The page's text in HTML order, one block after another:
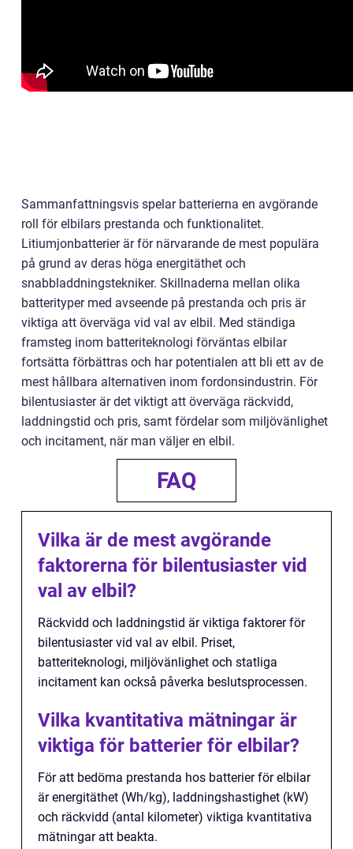
Sammanfattningsvis spelar batterierna en avgörande
roll för elbilars prestanda och funktionalitet.
Litiumjonbatterier är för närvarande de mest populära
på grund av deras höga energitäthet och
snabbladdningstekniker. Skillnaderna mellan olika
batterityper med avseende på prestanda och pris är
viktiga att överväga vid val av elbil. Med ständiga
framsteg inom batteriteknologi förväntas elbilar
fortsätta förbättras och har potentialen att bli ett av de
mest hållbara alternativen inom fordonsindustrin. För
bilentusiaster är det viktigt att överväga räckvidd,
laddningstid och pris, samt fördelar som miljövänlighet
och incitament, när man väljer en elbil.
FAQ
Vilka är de mest avgörande
faktorerna för bilentusiaster vid
val av elbil?
Räckvidd och laddningstid är viktiga faktorer för
bilentusiaster vid val av elbil. Priset,
batteriteknologi, miljövänlighet och statliga
incitament kan också påverka beslutsprocessen.
Vilka kvantitativa mätningar är
viktiga för batterier för elbilar?
För att bedöma prestanda hos batterier för elbilar
är energitäthet (Wh/kg), laddningshastighet (kW)
och räckvidd (antal kilometer) viktiga kvantitativa
mätningar att beakta.